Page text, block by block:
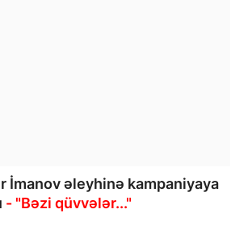
İmanov əleyhinə kampaniyaya
- "Bəzi qüvvələr..."